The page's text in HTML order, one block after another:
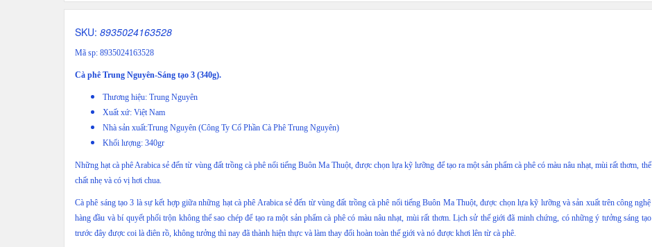
SKU: 8935024163528
Mã sp: 8935024163528
Cà phê Trung Nguyên-Sáng tạo 3 (340g).
Thương hiệu: Trung Nguyên
Xuất xứ: Việt Nam
Nhà sản xuất:Trung Nguyên (Công Ty Cổ Phần Cà Phê Trung Nguyên)
Khối lượng: 340gr
Những hạt cà phê Arabica sẻ đến từ vùng đất trồng cà phê nổi tiếng Buôn Ma Thuột, được chọn lựa kỹ lưỡng để tạo ra một sản phẩm cà phê có màu nâu nhạt, mùi rất thơm, thể
chất nhẹ và có vị hơi chua.
Cà phê sáng tạo 3 là sự kết hợp giữa những hạt cà phê Arabica sẻ đến từ vùng đất trồng cà phê nổi tiếng Buôn Ma Thuột, được chọn lựa kỹ lưỡng và sản xuất trên công nghệ
hàng đầu và bí quyết phối trộn không thể sao chép để tạo ra một sản phẩm cà phê có màu nâu nhạt, mùi rất thơm. Lịch sử thế giới đã minh chứng, có những ý tưởng sáng tạo
trước đây được coi là điên rồ, không tưởng thì nay đã thành hiện thực và làm thay đổi hoàn toàn thế giới và nó được khơi lên từ cà phê.